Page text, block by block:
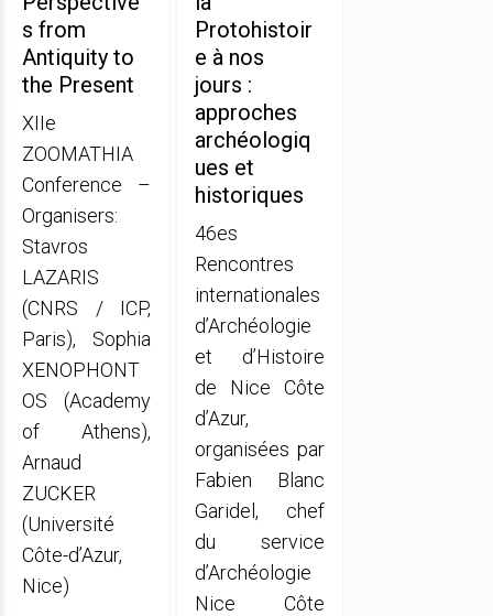
s from
Antiquity to
the Present
XIIe
ZOOMATHIA
Conference –
Organisers:
Stavros
LAZARIS
(CNRS / ICP,
Paris), Sophia
XENOPHONT
OS (Academy
of Athens),
Arnaud
ZUCKER
(Université
Côte-d’Azur,
Nice)
Protohistoir
e à nos
jours :
approches
archéologiq
ues et
historiques
46es
Rencontres
internationales
d’Archéologie
et d’Histoire
de Nice Côte
d’Azur,
organisées par
Fabien Blanc
Garidel, chef
du service
d’Archéologie
Nice Côte